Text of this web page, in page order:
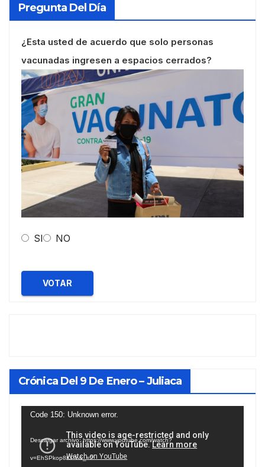
Pregunta Del Día
¿Esta usted de acuerdo que solo personas
vacunadas ingresen a espacios cerrados?
SI NO
VOTAR
Crónica Del 9 De Enero – Juliaca
Reproductor
vídeo
Code 150: Unknown error.
Descargar archivo: https://www.youtube.com/watch?
v=EhSPkop8KPY&_=2